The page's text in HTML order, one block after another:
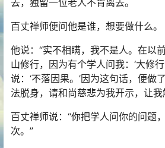
去，独留一位老人不肯离去。
百丈禅师便问他是谁，想要做什么。
他说：“实不相瞒，我不是人。在以
山修行，因为有个学人问我：‘大修
说：‘不落因果。’因为这句话，便做
法脱身，请和尚慈悲为我开示，让我
百丈禅师说：“你把学人问你的问题
次。”